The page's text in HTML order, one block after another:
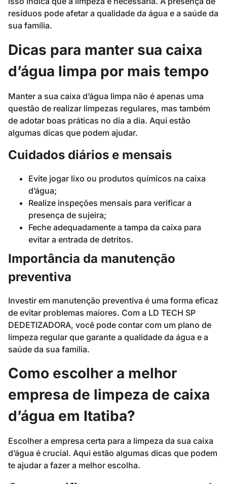
resíduos pode afetar a qualidade da água e a saúde da
sua família.
Dicas para manter sua caixa
d’água limpa por mais tempo
Manter a sua caixa d’água limpa não é apenas uma
questão de realizar limpezas regulares, mas também
de adotar boas práticas no dia a dia. Aqui estão
algumas dicas que podem ajudar.
Cuidados diários e mensais
Evite jogar lixo ou produtos químicos na caixa
d’água;
Realize inspeções mensais para verificar a
presença de sujeira;
Feche adequadamente a tampa da caixa para
evitar a entrada de detritos.
Importância da manutenção
preventiva
Investir em manutenção preventiva é uma forma eficaz
de evitar problemas maiores. Com a LD TECH SP
DEDETIZADORA, você pode contar com um plano de
limpeza regular que garante a qualidade da água e a
saúde da sua família.
Como escolher a melhor
empresa de limpeza de caixa
d’água em Itatiba?
Escolher a empresa certa para a limpeza da sua caixa
d’água é crucial. Aqui estão algumas dicas que podem
te ajudar a fazer a melhor escolha.